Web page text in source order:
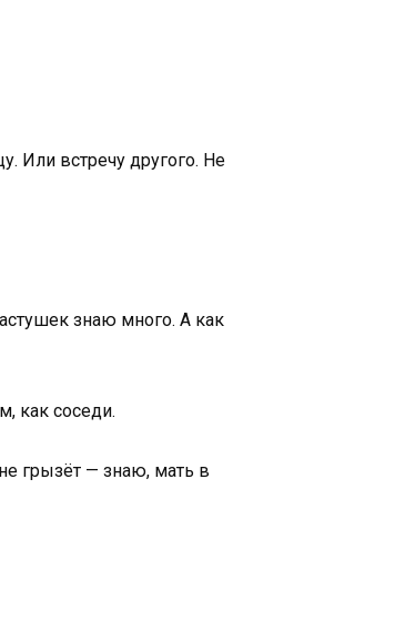
Или встречу другого. Не
знаю много. А как
как соседи.
грызёт — знаю, мать в